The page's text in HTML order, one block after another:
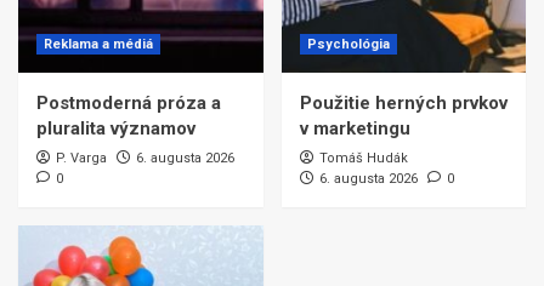
Reklama a médiá
Postmoderná próza a
pluralita významov
P. Varga
6. augusta 2026
0
Psychológia
Použitie herných prvkov
v marketingu
Tomáš Hudák
6. augusta 2026
0